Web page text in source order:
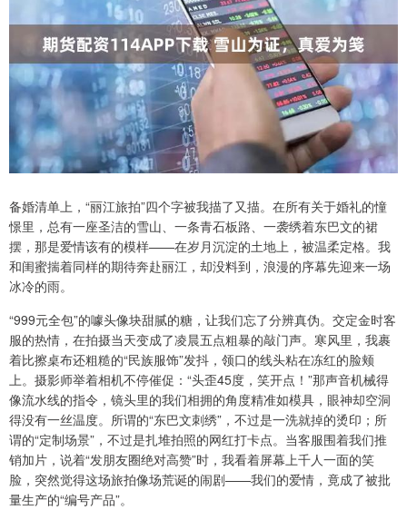
备婚清单上，“丽江旅拍”四个字被我描了又描。在所有关于婚礼的憧
憬里，总有一座圣洁的雪山、一条青石板路、一袭绣着东巴文的裙
摆，那是爱情该有的模样——在岁月沉淀的土地上，被温柔定格。我
和闺蜜揣着同样的期待奔赴丽江，却没料到，浪漫的序幕先迎来一场
冰冷的雨。
“999元全包”的噱头像块甜腻的糖，让我们忘了分辨真伪。交定金时客
服的热情，在拍摄当天变成了凌晨五点粗暴的敲门声。寒风里，我裹
着比擦桌布还粗糙的“民族服饰”发抖，领口的线头粘在冻红的脸颊
上。摄影师举着相机不停催促：“头歪45度，笑开点！”那声音机械得
像流水线的指令，镜头里的我们相拥的角度精准如模具，眼神却空洞
得没有一丝温度。所谓的“东巴文刺绣”，不过是一洗就掉的烫印；所
谓的“定制场景”，不过是扎堆拍照的网红打卡点。当客服围着我们推
销加片，说着“发朋友圈绝对高赞”时，我看着屏幕上千人一面的笑
脸，突然觉得这场旅拍像场荒诞的闹剧——我们的爱情，竟成了被批
量生产的“编号产品”。